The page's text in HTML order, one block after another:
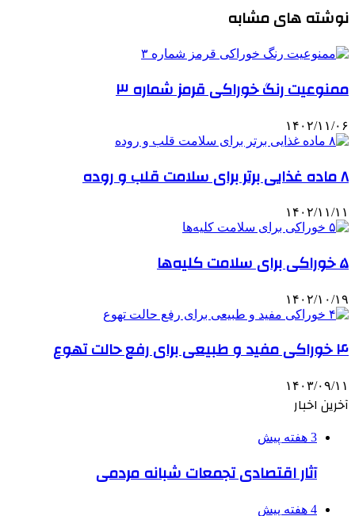
نوشته های مشابه
ممنوعیت رنگ خوراکی قرمز شماره ۳
۱۴۰۲/۱۱/۰۶
۸ ماده غذایی برتر برای سلامت قلب و روده
۱۴۰۲/۱۱/۱۱
۵ خوراکی برای سلامت کلیه‌ها
۱۴۰۲/۱۰/۱۹
۴ خوراکی مفید و طبیعی برای رفع حالت تهوع
۱۴۰۳/۰۹/۱۱
آخرین اخبار
3 هفته پیش
آثار اقتصادی تجمعات شبانه مردمی
4 هفته پیش